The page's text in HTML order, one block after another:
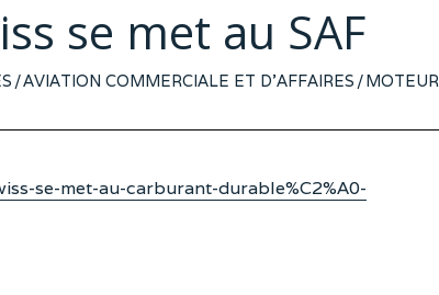
se met au SAF
/AVIATION COMMERCIALE ET D'AFFAIRES /MOTEUR
se-met-au-carburant-durable%C2%A0-